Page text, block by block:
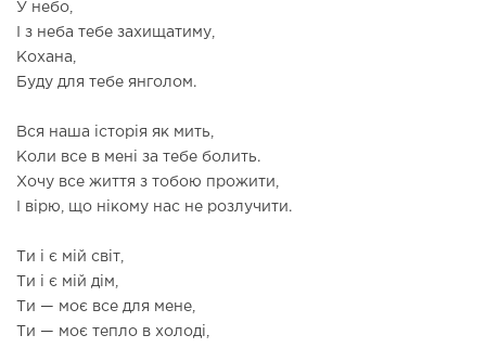
У небо,
І з неба тебе захищатиму,
Кохана,
Буду для тебе янголом.
Вся наша історія як мить,
Коли все в мені за тебе болить.
Хочу все життя з тобою прожити,
І вірю, що нікому нас не розлучити.
Ти і є мій світ,
Ти і є мій дім,
Ти — моє все для мене,
Ти — моє тепло в холоді,